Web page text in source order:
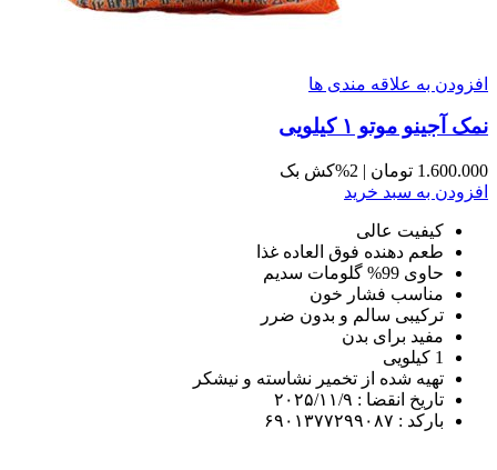
افزودن به علاقه مندی ها
نمک آجینو موتو ١ کیلویی
1.600.000 تومان | %2کش بک
افزودن به سبد خرید
کیفیت عالی
طعم دهنده فوق العاده غذا
حاوی 99% گلومات سدیم
مناسب فشار خون
ترکیبی سالم و بدون ضرر
مفید برای بدن
1 کیلویی
تهیه شده از تخمیر نشاسته و نیشکر
تاریخ انقضا : ۲۰۲۵/۱۱/۹
باركد : ۶۹۰۱۳۷۷۲۹۹۰۸۷